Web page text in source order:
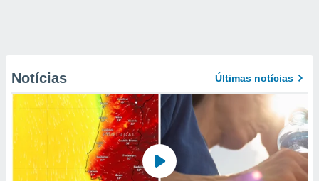
Notícias Últimas notícias